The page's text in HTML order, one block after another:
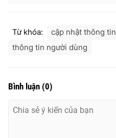
Từ khóa: cập nhật thông tin
thông tin người dùng
Bình luận (0)